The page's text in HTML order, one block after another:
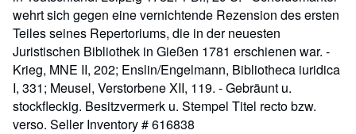
wehrt sich gegen eine vernichtende Rezension des ersten
Teiles seines Repertoriums, die in der neuesten
Juristischen Bibliothek in Gießen 1781 erschienen war. -
Krieg, MNE II, 202; Enslin/Engelmann, Bibliotheca iuridica
I, 331; Meusel, Verstorbene XII, 119. - Gebräunt u.
stockfleckig. Besitzvermerk u. Stempel Titel recto bzw.
verso. Seller Inventory # 616838